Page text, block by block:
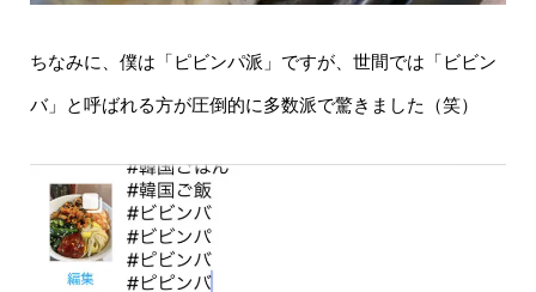
ちなみに、僕は「ピビンパ派」ですが、世間では「ビビン
バ」と呼ばれる方が圧倒的に多数派で驚きました（笑）